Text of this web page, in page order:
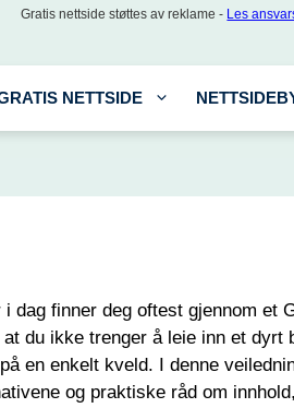
Gratis nettside støttes av reklame - Les
NETTSIDE
dag finner deg oftest gjennom
du ikke trenger å leie inn et
en enkelt kveld. I denne
og praktiske råd om